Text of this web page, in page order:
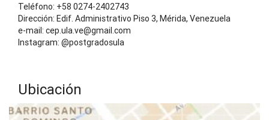
Teléfono: +58 0274-2402743
Dirección: Edif. Administrativo Piso 3, Mérida, Venezuela
e-mail: cep.ula.ve@gmail.com
Instagram: @postgradosula
Ubicación